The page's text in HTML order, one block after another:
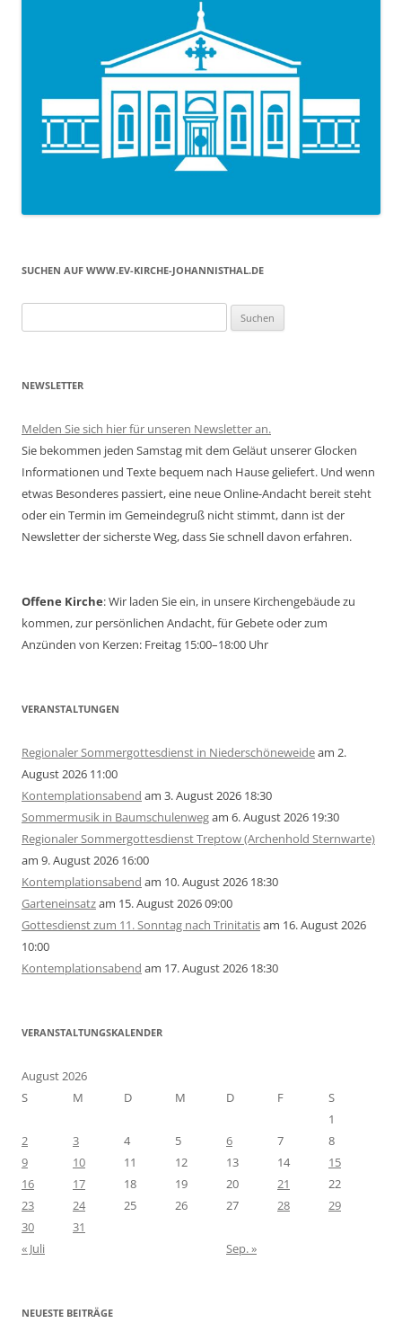
SUCHEN AUF WWW.EV-KIRCHE-JOHANNISTHAL.DE
nach:
NEWSLETTER
Melden Sie sich hier für unseren Newsletter an.
Sie bekommen jeden Samstag mit dem Geläut unserer Glocken
Informationen und Texte bequem nach Hause geliefert. Und wenn
etwas Besonderes passiert, eine neue Online-Andacht bereit steht
oder ein Termin im Gemeindegruß nicht stimmt, dann ist der
Newsletter der sicherste Weg, dass Sie schnell davon erfahren.
Offene Kirche: Wir laden Sie ein, in unsere Kirchengebäude zu
kommen, zur persönlichen Andacht, für Gebete oder zum
Anzünden von Kerzen: Freitag 15:00–18:00 Uhr
VERANSTALTUNGEN
Regionaler Sommergottesdienst in Niederschöneweideam 2.
August 2026 11:00
Kontemplationsabend am 3. August 2026 18:30
Sommermusik in Baumschulenwegam 6. August 2026 19:30
Regionaler Sommergottesdienst Treptow (Archenhold Sternwarte)
am 9. August 2026 16:00
Kontemplationsabend am 10. August 2026 18:30
Garteneinsatzam 15. August 2026 09:00
Gottesdienst zum 11. Sonntag nach Trinitatisam 16. August 2026
10:00
Kontemplationsabend am 17. August 2026 18:30
VERANSTALTUNGSKALENDER
August 2026
S
M D M D F
S
1
2
3 4 5 6 7
8
9
10 11 12 13 14
15
16
17 18 19 20 21
22
23
24 25 26 27 28
29
30
31
« Juli
Sep. »
NEUESTE BEITRÄGE